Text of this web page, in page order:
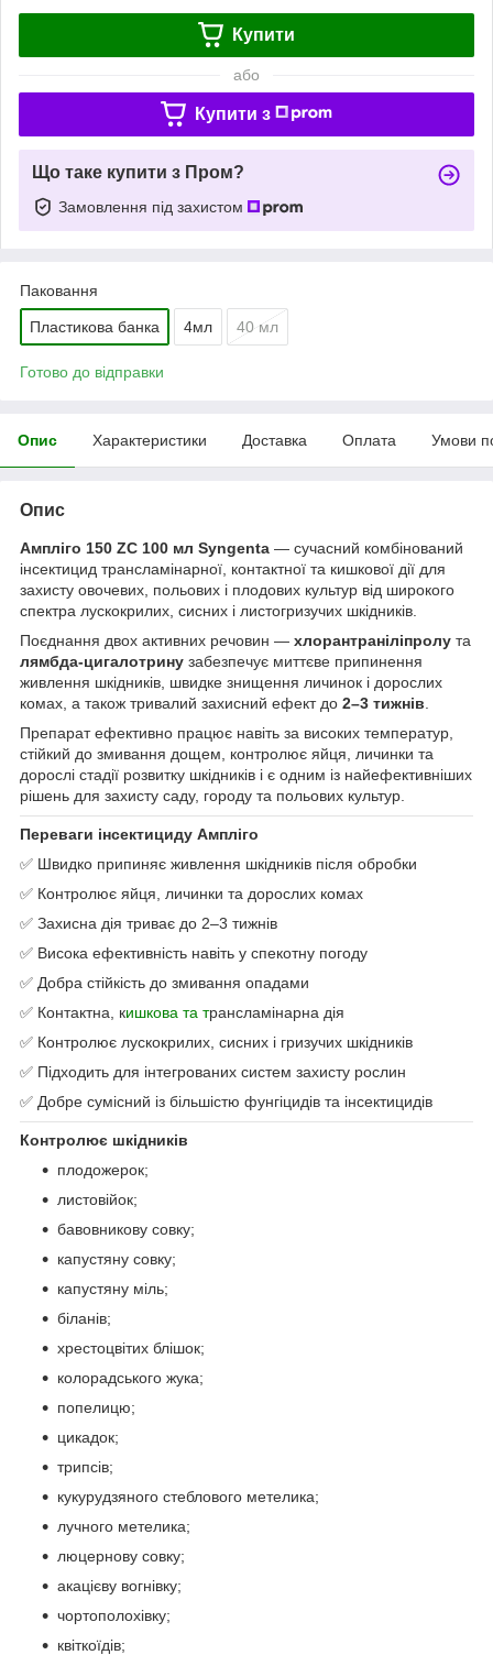
Купити
або
Купити з
Що таке купити з Пром?
Замовлення під захистом
Паковання
Пластикова банка 4мл 40 мл
Готово до відправки
Опис Характеристики Доставка Оплата Умови
Опис
Ампліго 150 ZC 100 мл Syngenta — сучасний комбінований
інсектицид трансламінарної, контактної та кишкової дії для
захисту овочевих, польових і плодових культур від широкого
спектра лускокрилих, сисних і листогризучих шкідників.
Поєднання двох активних речовин — хлорантраніліпролу та
лямбда-цигалотрину забезпечує миттєве припинення
живлення шкідників, швидке знищення личинок і дорослих
комах, а також тривалий захисний ефект до 2–3 тижнів
Препарат ефективно працює навіть за високих температур,
стійкий до змивання дощем, контролює яйця, личинки та
дорослі стадії розвитку шкідників і є одним із найефективніших
рішень для захисту саду, городу та польових культур.
Переваги інсектициду Ампліго
✅ Швидко припиняє живлення шкідників після обробки
✅ Контролює яйця, личинки та дорослих комах
✅ Захисна дія триває до 2–3 тижнів
✅ Висока ефективність навіть у спекотну погоду
✅ Добра стійкість до змивання опадами
✅ Контактна, кишкова та трансламінарна дія
✅ Контролює лускокрилих, сисних і гризучих шкідників
✅ Підходить для інтегрованих систем захисту рослин
✅ Добре сумісний із більшістю фунгіцидів та інсектицидів
Контролює шкідників
плодожерок;
листовійок;
бавовникову совку;
капустяну совку;
капустяну міль;
біланів;
хрестоцвітих блішок;
колорадського жука;
попелицю;
цикадок;
трипсів;
кукурудзяного стеблового метелика;
лучного метелика;
люцернову совку;
акацієву вогнівку;
чортополохівку;
квіткоїдів;